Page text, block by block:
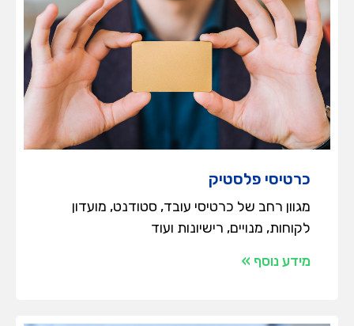
כרטיסי פלסטיק
מגוון רחב של כרטיסי עובד, סטודנט, מועדון
לקוחות, מנויים, רישיונות ועוד
מידע נוסף »